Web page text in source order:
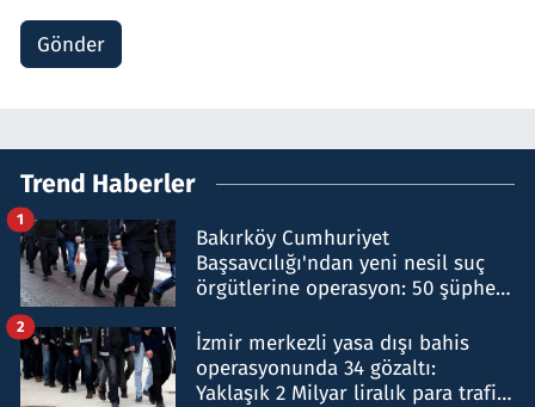
Gönder
Trend Haberler
Bakırköy Cumhuriyet
Başsavcılığı'ndan yeni nesil suç
örgütlerine operasyon: 50 şüpheli
1
İzmir merkezli yasa dışı bahis
operasyonunda 34 gözaltı:
Yaklaşık 2 Milyar liralık para trafiği
2